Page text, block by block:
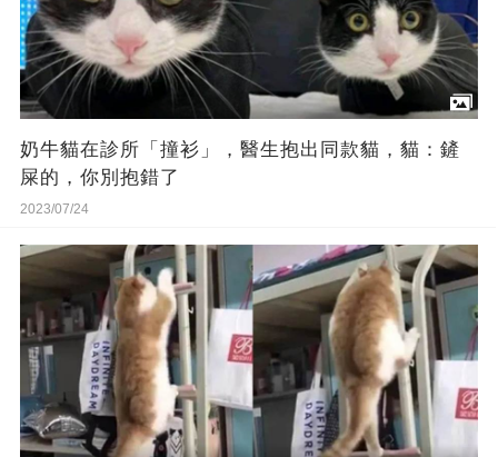
奶牛貓在診所「撞衫」，醫生抱出同款貓，貓：鏟
屎的，你別抱錯了
2023/07/24